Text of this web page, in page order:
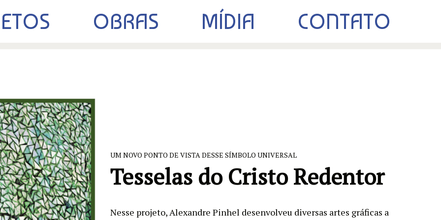
OBRAS MÍDIA CONTATO
UM NOVO PONTO DE VISTA DESSE SÍMBOLO UNIVERSAL
Tesselas do Cristo Redentor
Nesse projeto, Alexandre Pinhel desenvolveu diversas artes gráficas a